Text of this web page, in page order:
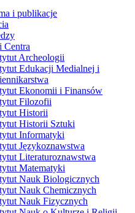
i publikacje
Centra
Archeologii
Edukacji Medialnej i
Ekonomii i Finansów
Filozofii
Historii
Historii Sztuki
Informatyki
Językoznawstwa
Literaturoznawstwa
Matematyki
Nauk Biologicznych
Nauk Chemicznych
Nauk Fizycznych